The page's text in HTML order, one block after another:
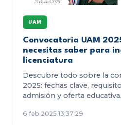
UAM
Convocatoria UAM
necesitas saber para
licenciatura
Descubre todo sobre la
2025: fechas clave,
admisión y oferta
6 feb 2025 13:37:29